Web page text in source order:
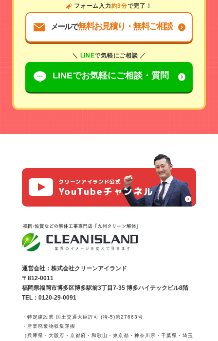
フォーム入力約3分で完了！
メールで無料お見積り・無料ご相談
＼ LINEで気軽にご相談 ／
LINEでお気軽にご相談・質問
クリーンアイランド公式
YouTubeチャンネル
運営会社：株式会社クリーンアイランド
〒812-0011
福岡県福岡市博多区博多駅前3丁目7-35 博多ハイテックビル8階
TEL：0120-29-0091
・特定建設業 国土交通大臣許可 (特-5)第27663号
・産業廃棄物収集運搬
（兵庫県・大阪府・京都府・和歌山・東京都・神奈川県・千葉県・埼玉